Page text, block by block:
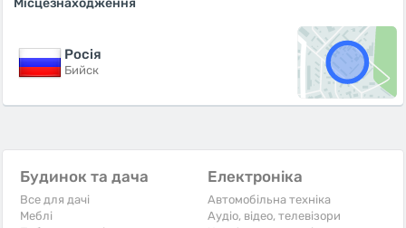
Місцезнаходження
Росiя
Бийск
Будинок та дача
Все для дачі
Меблі
Електроніка
Автомобільна техніка
Аудіо, відео, телевізори